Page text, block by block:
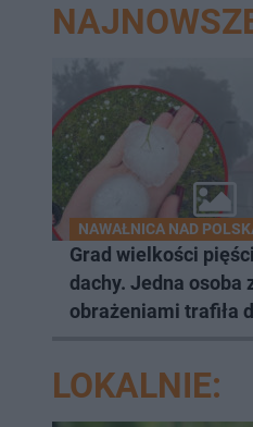
NAWAŁNICA NAD
Grad wielkości
dachy. Jedna osoba
obrażeniami trafiła
LOKALNIE: